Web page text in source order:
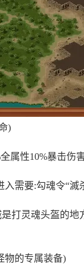
)
属性10%暴击伤
需要:勾魂令“滅
打灵魂头盔的地
物的专属装备)